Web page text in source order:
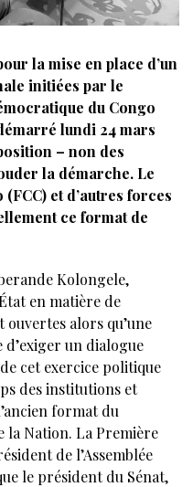
la mise en place d’un
initiées par le
du Congo
lundi 24 mars
– non des
la démarche. Le
et d’autres forces
ce format de
Kolongele,
en matière de
alors qu’une
un dialogue
cet exercice politique
des institutions et
format du
la Nation. La Première
de l’Assemblée
le président du Sénat,